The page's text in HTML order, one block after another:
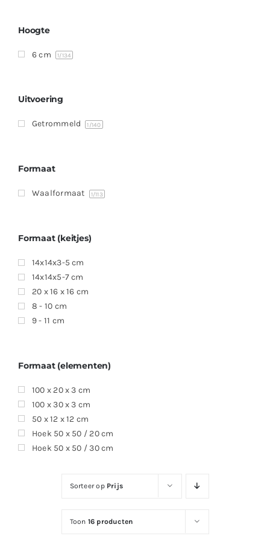
Contact
Offerte aanvragen
Sorteer op Prijs
Toon 16 producten
Hoogte
6 cm 1/134
Uitvoering
Getrommeld 1/140
Formaat
Waalformaat 1/113
Formaat (keitjes)
14x14x3-5 cm
14x14x5-7 cm
20 x 16 x 16 cm
8 - 10 cm
9 - 11 cm
Formaat (elementen)
100 x 20 x 3 cm
100 x 30 x 3 cm
50 x 12 x 12 cm
Hoek 50 x 50 / 20 cm
Hoek 50 x 50 / 30 cm